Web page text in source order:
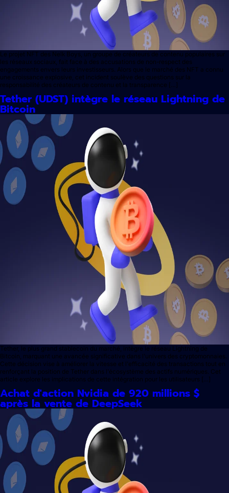
Le projet NFT des Nelk Boys, un groupe de créateurs de contenu populaires sur
les réseaux sociaux, fait face à des accusations de non-respect des
engagements envers leurs investisseurs. Alors que le marché des NFT a connu
une croissance explosive, cet incident soulève des questions sur la
responsabilité des créateurs de contenu et la transparence […]
Tether (UDST) intègre le réseau Lightning de
Bitcoin
Tether, le plus grand stablecoin du marché, intègre le réseau Lightning de
Bitcoin, marquant une avancée significative dans l'univers des cryptomonnaies.
Cette décision vise à améliorer la vitesse et l'efficacité des transactions tout en
renforçant la position de Tether dans l'écosystème des actifs numériques. Cet
article explore les implications de cette intégration pour les utilisateurs […]
Achat d'action Nvidia de 920 millions $
après la vente de DeepSeek